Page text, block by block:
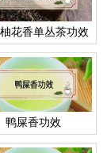
花香单丛茶功效
鸭屎香功效